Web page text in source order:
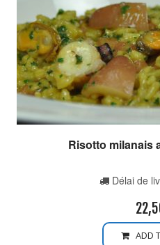
Risotto milanais
Délai de
ADD